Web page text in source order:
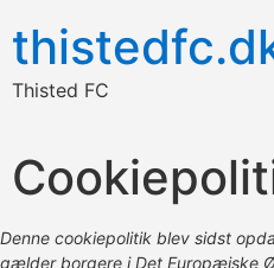
Thisted FC
Denne cookiepolitik blev sidst
gælder borgere i Det Europæiske